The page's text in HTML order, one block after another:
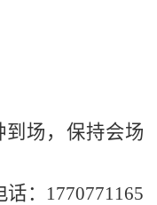
到场，保持会场
：1770771165